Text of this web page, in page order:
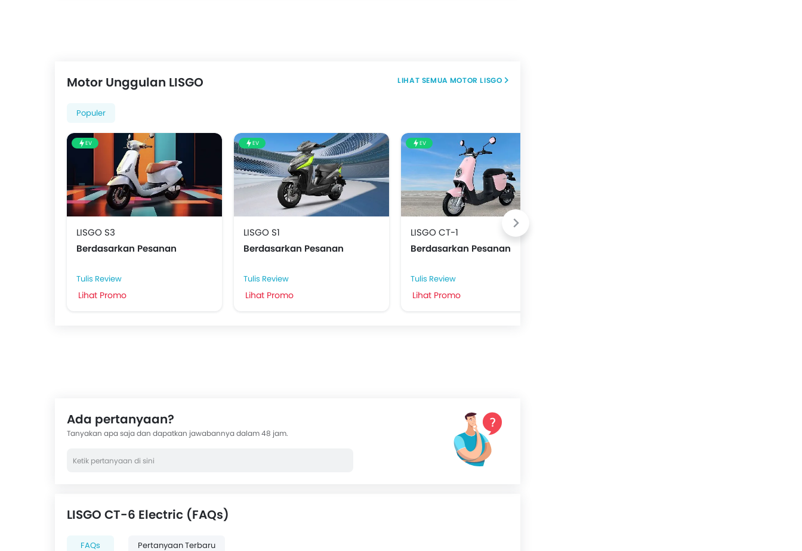
Motor Unggulan LISGO
Populer
EV
LISGO S3
Berdasarkan Pesanan
Tulis Review
Lihat Promo
EV
LISGO S1
Berdasarkan Pesanan
Tulis Review
Lihat Promo
EV
LISGO CT-1
Berdasarkan Pesanan
Tulis Review
Lihat Promo
MOTOR LISGO
Ada pertanyaan?
Tanyakan apa saja dan dapatkan jawabannya dalam 48 jam.
LISGO CT-6 Electric (FAQs)
FAQs Pertanyaan Terbaru